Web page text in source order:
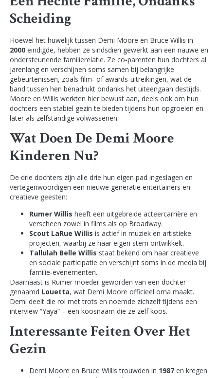
Scheiding
Hoewel het huwelijk tussen Demi Moore en Bruce Willis in
2000 eindigde, hebben ze sindsdien gewerkt aan een nauwe en
ondersteunende familierelatie. Ze co‑parenten hun dochters al
jarenlang en verschijnen soms samen bij belangrijke
gebeurtenissen, zoals film‑ of awards‑uitreikingen, wat de
band tussen hen benadrukt ondanks het uiteengaan destijds.
Moore en Willis werkten hier bewust aan, deels ook om hun
dochters een stabiel gezin te bieden tijdens hun opgroeien en
later als zelfstandige volwassenen.
Wat Doen De Demi Moore
Kinderen Nu?
De drie dochters zijn alle drie hun eigen pad ingeslagen en
vertegenwoordigen een nieuwe generatie entertainers en
creatieve geesten:
Rumer Willis heeft een uitgebreide acteercarrière en
verscheen zowel in films als op Broadway.
Scout LaRue Willis is actief in muziek en artistieke
projecten, waarbij ze haar eigen stem ontwikkelt.
Tallulah Belle Willis staat bekend om haar creatieve
en sociale participatie en verschijnt soms in de media bij
familie‑evenementen.
Daarnaast is Rumer moeder geworden van een dochter
genaamd Louetta, wat Demi Moore officieel oma maakt.
Demi deelt die rol met trots en noemde zichzelf tijdens een
interview “Yaya” – een koosnaam die ze zelf koos.
Interessante Feiten Over Het
Gezin
Demi Moore en Bruce Willis trouwden in 1987 en kregen